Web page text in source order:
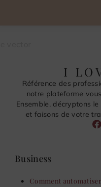
I
Référence des
notre plateforme
Ensemble, décryptons
et faisons de votre
Business
Comment